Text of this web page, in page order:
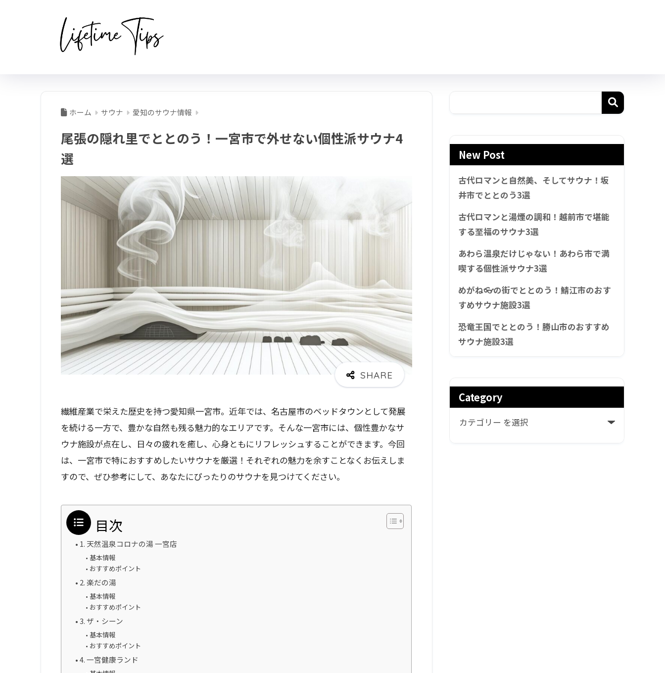
ホーム サウナ 愛知のサウナ情報
尾張の隠れ里でととのう！一宮市で外せない個性派サウナ4
選
繊維産業で栄えた歴史を持つ愛知県一宮市。近年では、名古屋市のベッドタウンとして発展
を続ける一方で、豊かな自然も残る魅力的なエリアです。そんな一宮市には、個性豊かなサ
ウナ施設が点在し、日々の疲れを癒し、心身ともにリフレッシュすることができます。今回
は、一宮市で特におすすめしたいサウナを厳選！それぞれの魅力を余すことなくお伝えしま
すので、ぜひ参考にして、あなたにぴったりのサウナを見つけてください。
目次
1. 天然温泉コロナの湯 一宮店
基本情報
おすすめポイント
2. 楽だの湯
基本情報
おすすめポイント
3. ザ・シーン
基本情報
おすすめポイント
4. 一宮健康ランド
New Post
古代ロマンと自然美、そしてサウナ！坂
井市でととのう3選
古代ロマンと湯煙の調和！越前市で堪能
する至福のサウナ3選
あわら温泉だけじゃない！あわら市で満
喫する個性派サウナ3選
めがね👓の街でととのう！鯖江市のおす
すめサウナ施設3選
恐竜王国でととのう！勝山市のおすすめ
サウナ施設3選
Category